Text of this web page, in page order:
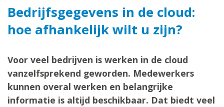
Bedrijfsgegevens in de cloud:
hoe afhankelijk wilt u zijn?
Voor veel bedrijven is werken in de cloud
vanzelfsprekend geworden. Medewerkers
kunnen overal werken en belangrijke
informatie is altijd beschikbaar. Dat biedt veel